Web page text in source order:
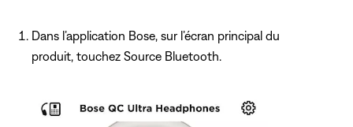
Dans l’application Bose, sur l’écran principal du
produit, touchez Source Bluetooth.